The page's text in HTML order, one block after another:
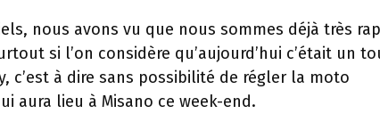
nous avons vu que nous sommes déjà très
si l’on considère qu’aujourd’hui c’était un
c’est à dire sans possibilité de régler la moto
aura lieu à Misano ce week-end.